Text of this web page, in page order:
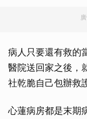
病人只要還有救的
醫院送回家之後，
社乾脆自己包辦救
心蓮病房都是末期